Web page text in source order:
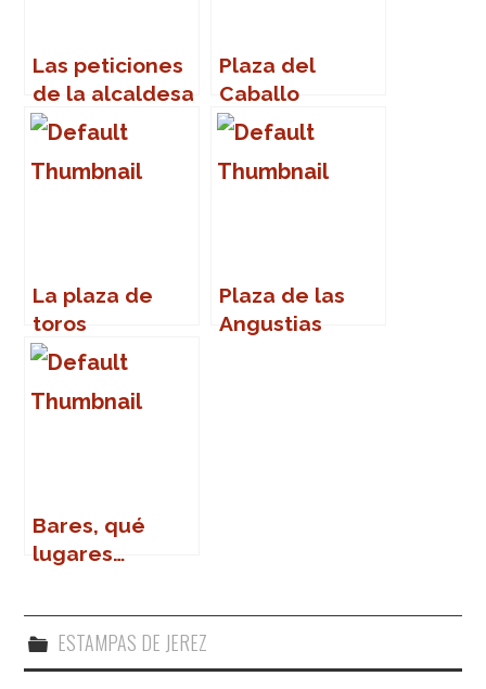
Las peticiones
de la alcaldesa
Teófila
Plaza del
Caballo
La plaza de
toros
Plaza de las
Angustias
Bares, qué
lugares…
ESTAMPAS DE JEREZ